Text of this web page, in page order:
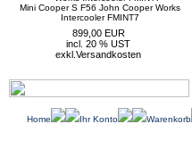
Mini Cooper S F56 John Cooper Works
Intercooler FMINT7
899,00 EUR
incl. 20 % UST
exkl. Versandkosten
Home Ihr Konto Warenkorb